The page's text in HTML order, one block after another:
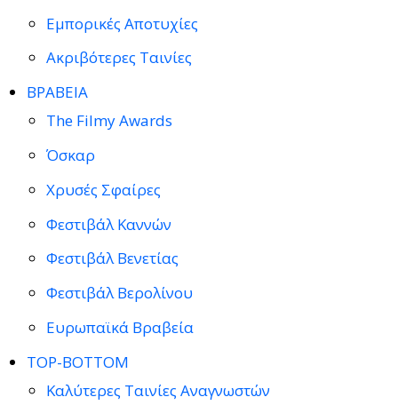
Εμπορικές Αποτυχίες
Ακριβότερες Ταινίες
ΒΡΑΒΕΙΑ
The Filmy Awards
Όσκαρ
Χρυσές Σφαίρες
Φεστιβάλ Καννών
Φεστιβάλ Βενετίας
Φεστιβάλ Βερολίνου
Ευρωπαϊκά Βραβεία
TOP-BOTTOM
Καλύτερες Ταινίες Αναγνωστών